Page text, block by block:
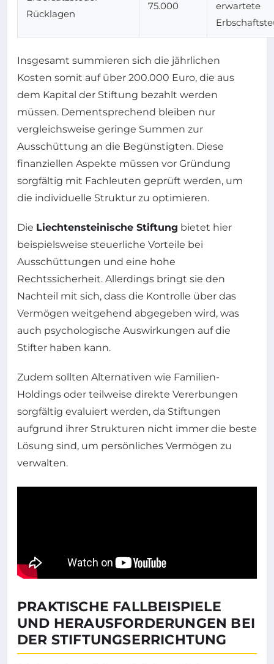
Rücklagen
75.000
erwartete
Insgesamt summieren sich die jährlichen
Kosten somit auf über 200.000 Euro, die aus
dem Kapital der Stiftung bezahlt werden
müssen. Dementsprechend bleiben nur
vergleichsweise geringe Summen zur
Ausschüttung an die Begünstigten. Diese
finanziellen Aspekte müssen vor Gründung
sorgfältig mit Fachleuten geprüft werden, um
die individuelle Struktur zu optimieren.
Die Liechtensteinische Stiftung bietet hier
beispielsweise steuerliche Vorteile bei
Ausschüttungen und eine hohe
Rechtssicherheit. Allerdings bringt sie den
Nachteil mit sich, dass die Kontrolle über das
Vermögen weitgehend abgegeben wird, was
auch psychologische Auswirkungen auf die
Stifter haben kann.
Zudem sollten Alternativen wie Familien-
Holdings oder teilweise direkte Vererbungen
sorgfältig evaluiert werden, da Stiftungen
aufgrund ihrer Strukturen nicht immer die beste
Lösung sind, um persönliches Vermögen zu
verwalten.
PRAKTISCHE FALLBEISPIELE
UND HERAUSFORDERUNGEN BEI
DER STIFTUNGSERRICHTUNG